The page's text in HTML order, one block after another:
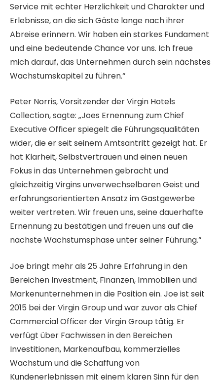
Service mit echter Herzlichkeit und Charakter und
Erlebnisse, an die sich Gäste lange nach ihrer
Abreise erinnern. Wir haben ein starkes Fundament
und eine bedeutende Chance vor uns. Ich freue
mich darauf, das Unternehmen durch sein nächstes
Wachstumskapitel zu führen.“
Peter Norris, Vorsitzender der Virgin Hotels
Collection, sagte: „Joes Ernennung zum Chief
Executive Officer spiegelt die Führungsqualitäten
wider, die er seit seinem Amtsantritt gezeigt hat. Er
hat Klarheit, Selbstvertrauen und einen neuen
Fokus in das Unternehmen gebracht und
gleichzeitig Virgins unverwechselbaren Geist und
erfahrungsorientierten Ansatz im Gastgewerbe
weiter vertreten. Wir freuen uns, seine dauerhafte
Ernennung zu bestätigen und freuen uns auf die
nächste Wachstumsphase unter seiner Führung.“
Joe bringt mehr als 25 Jahre Erfahrung in den
Bereichen Investment, Finanzen, Immobilien und
Markenunternehmen in die Position ein. Joe ist seit
2015 bei der Virgin Group und war zuvor als Chief
Commercial Officer der Virgin Group tätig. Er
verfügt über Fachwissen in den Bereichen
Investitionen, Markenaufbau, kommerzielles
Wachstum und die Schaffung von
Kundenerlebnissen mit einem klaren Sinn für den